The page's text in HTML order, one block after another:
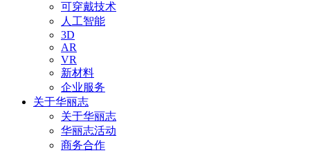
可穿戴技术
人工智能
3D
AR
VR
新材料
企业服务
关于华丽志
关于华丽志
华丽志活动
商务合作